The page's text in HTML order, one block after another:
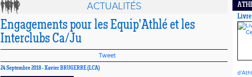
ACTUALITÉS
Engagements pour les Equip'Athlé et les
Interclubs Ca/Ju
Tweet
24 Septembre 2018 -Xavier BRUGERRE(LCA)